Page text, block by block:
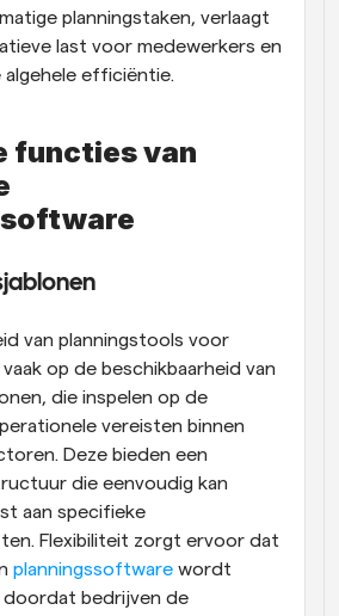
planningstaken, verlaagt
last voor medewerkers en
efficiëntie.
functies van
van planningstools voor
op de beschikbaarheid van
die inspelen op de
vereisten binnen
Deze bieden een
die eenvoudig kan
aan specifieke
Flexibiliteit zorgt ervoor dat
planningssoftware wordt
doordat bedrijven de